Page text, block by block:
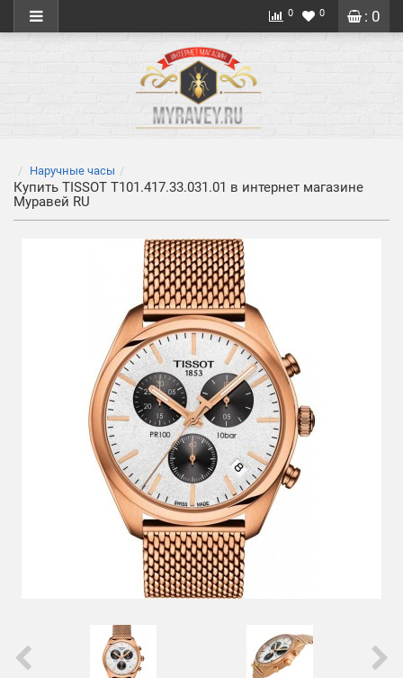
: 0
0 0
Наручные часы
Купить TISSOT T101.417.33.031.01 в интернет магазине
Муравей RU